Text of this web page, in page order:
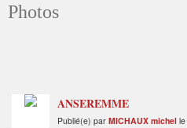
Photos
ANSEREMME
Publié(e) par MICHAUX michel